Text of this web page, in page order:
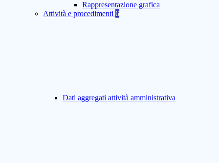
Rappresentazione grafica
Attività e procedimenti 6
Dati aggregati attività amministrativa